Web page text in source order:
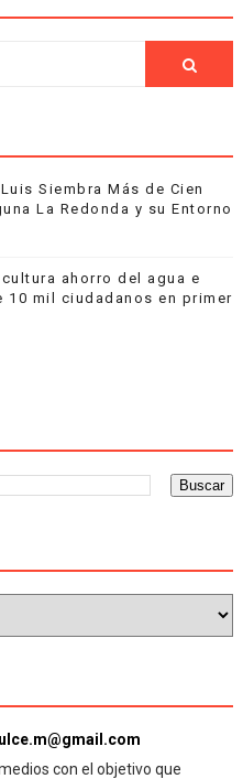
Siembra Más de Cien
La Redonda y su Entorno
ahorro del agua e
10 mil ciudadanos en primer
con el objetivo que